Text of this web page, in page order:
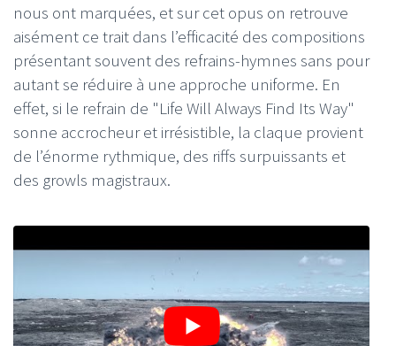
nous ont marquées, et sur cet opus on retrouve
aisément ce trait dans l’efficacité des compositions
présentant souvent des refrains-hymnes sans pour
autant se réduire à une approche uniforme. En
effet, si le refrain de "Life Will Always Find Its Way"
sonne accrocheur et irrésistible, la claque provient
de l’énorme rythmique, des riffs surpuissants et
des growls magistraux.